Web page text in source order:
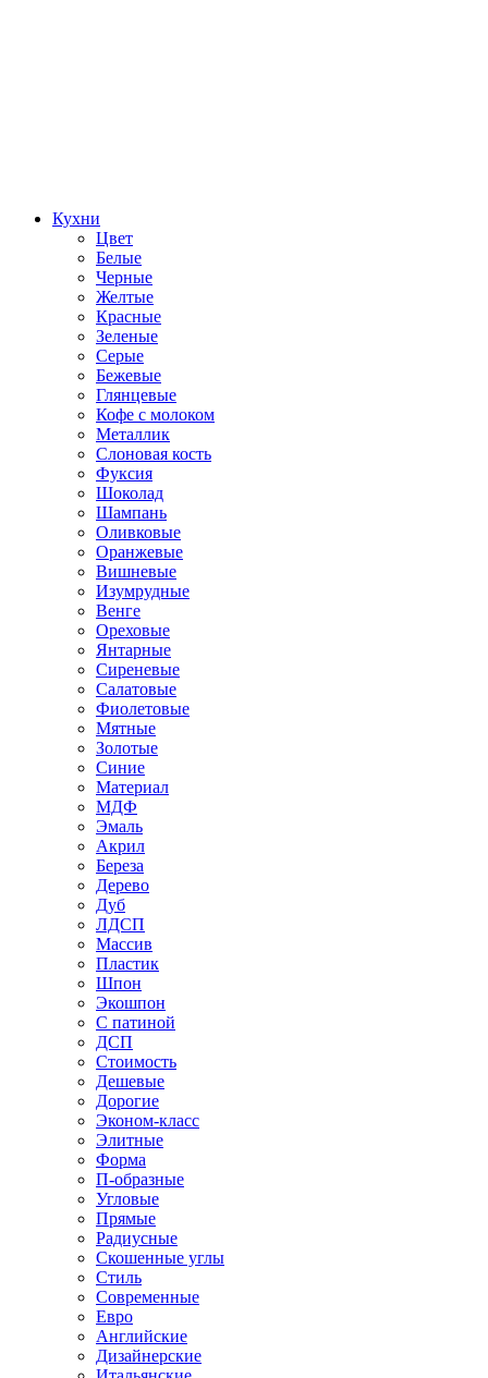
Кухни
Цвет
Белые
Черные
Желтые
Красные
Зеленые
Серые
Бежевые
Глянцевые
Кофе с молоком
Металлик
Слоновая кость
Фуксия
Шоколад
Шампань
Оливковые
Оранжевые
Вишневые
Изумрудные
Венге
Ореховые
Янтарные
Сиреневые
Салатовые
Фиолетовые
Мятные
Золотые
Синие
Материал
МДФ
Эмаль
Акрил
Береза
Дерево
Дуб
ЛДСП
Массив
Пластик
Шпон
Экошпон
С патиной
ДСП
Стоимость
Дешевые
Дорогие
Эконом-класс
Элитные
Форма
П-образные
Угловые
Прямые
Радиусные
Скошенные углы
Стиль
Современные
Евро
Английские
Дизайнерские